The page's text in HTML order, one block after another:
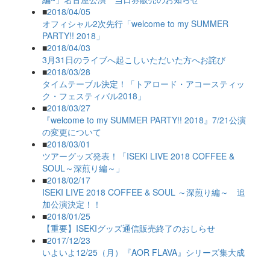
■2018/04/05
オフィシャル2次先行「welcome to my SUMMER
PARTY!! 2018」
■2018/04/03
3月31日のライブへ起こしいただいた方へお詫び
■2018/03/28
タイムテーブル決定！「トアロード・アコースティッ
ク・フェスティバル2018」
■2018/03/27
『welcome to my SUMMER PARTY!! 2018』7/21公演
の変更について
■2018/03/01
ツアーグッズ発表！「ISEKI LIVE 2018 COFFEE &
SOUL～深煎り編～」
■2018/02/17
ISEKI LIVE 2018 COFFEE & SOUL ～深煎り編～ 追
加公演決定！！
■2018/01/25
【重要】ISEKIグッズ通信販売終了のおしらせ
■2017/12/23
いよいよ12/25（月）『AOR FLAVA』シリーズ集大成